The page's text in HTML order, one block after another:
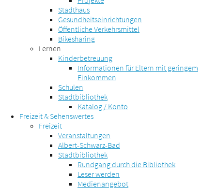
Stadthaus
Gesundheitseinrichtungen
Öffentliche Verkehrsmittel
Bikesharing
Lernen
Kinderbetreuung
Informationen für Eltern mit geringem
Einkommen
Schulen
Stadtbibliothek
Katalog / Konto
Freizeit & Sehenswertes
Freizeit
Veranstaltungen
Albert-Schwarz-Bad
Stadtbibliothek
Rundgang durch die Bibliothek
Leser werden
Medienangebot